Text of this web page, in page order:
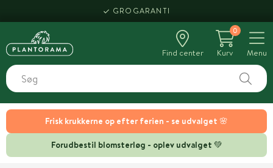
GROGARANTI
Find center
0
Kurv
Menu
Frisk krukkerne op efter ferien - se udvalget 🌸
Forudbestil blomsterløg - oplev udvalget 💚